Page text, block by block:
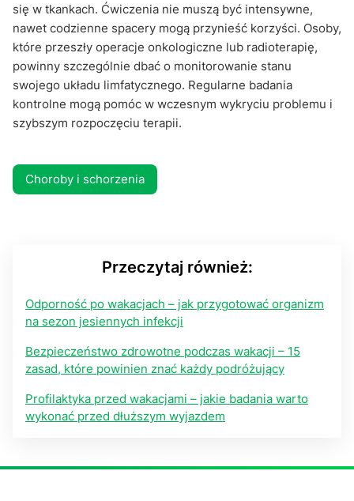
się w tkankach. Ćwiczenia nie muszą być intensywne,
nawet codzienne spacery mogą przynieść korzyści. Osoby,
które przeszły operacje onkologiczne lub radioterapię,
powinny szczególnie dbać o monitorowanie stanu
swojego układu limfatycznego. Regularne badania
kontrolne mogą pomóc w wczesnym wykryciu problemu i
szybszym rozpoczęciu terapii.
Choroby i schorzenia
Przeczytaj również:
Odporność po wakacjach – jak przygotować organizm
na sezon jesiennych infekcji
Bezpieczeństwo zdrowotne podczas wakacji – 15
zasad, które powinien znać każdy podróżujący
Profilaktyka przed wakacjami – jakie badania warto
wykonać przed dłuższym wyjazdem